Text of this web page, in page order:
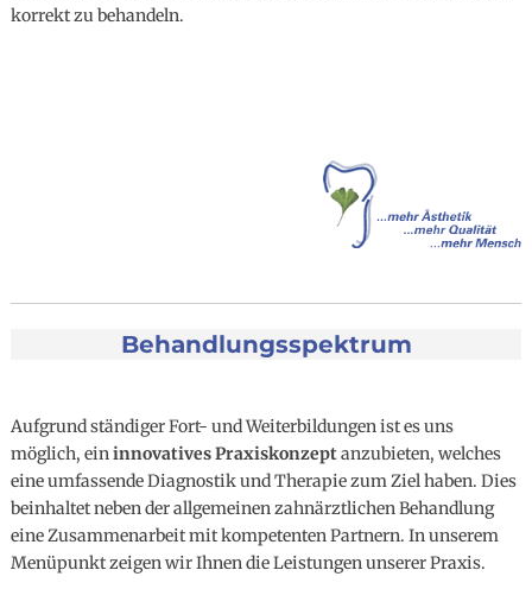
korrekt zu behandeln.
Behandlungsspektrum
Aufgrund ständiger Fort- und Weiterbildungen ist es uns
möglich, eininnovatives Praxiskonzeptanzubieten, welches
eine umfassende Diagnostik und Therapie zum Ziel haben. Dies
beinhaltet neben der allgemeinen zahnärztlichen Behandlung
eine Zusammenarbeit mit kompetenten Partnern. In unserem
Menüpunkt zeigen wir Ihnen die Leistungen unserer Praxis.